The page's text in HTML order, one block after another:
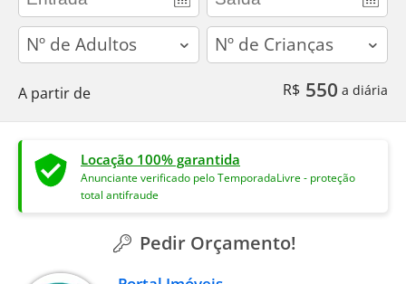
adults children
A partir de R$ 550 a diária
Locação 100% garantida
Anunciante verificado pelo TemporadaLivre - proteção
total antifraude
Pedir Orçamento!